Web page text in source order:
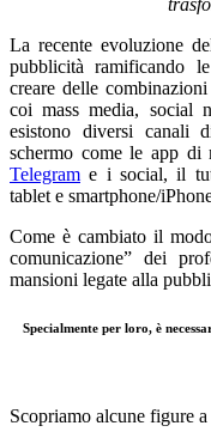
La recente evoluzione
pubblicità ramificando
creare delle
coi mass media, social
esistono diversi canali
schermo come le app di
Telegram e i social, il
tablet e smartphone/
Come è cambiato il
comunicazione” dei
mansioni legate alla
Specialmente per loro, è
Scopriamo alcune figure